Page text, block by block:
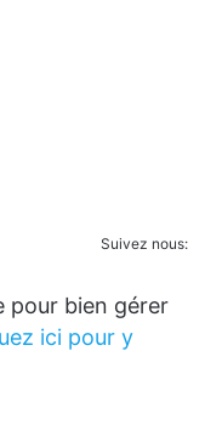
Suivez nous:
pour bien gérer
ici pour y